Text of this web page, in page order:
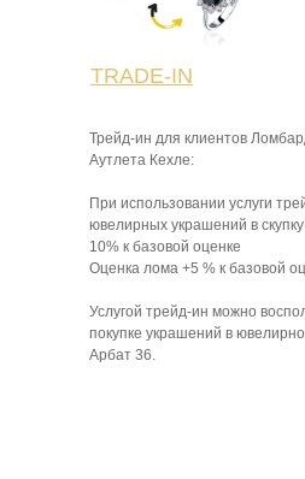
TRADE-IN
Трейд-ин для клиентов
Аутлета Кехле:
При использовании услуги
ювелирных украшений в
10% к базовой оценке
Оценка лома +5 % к базовой
Услугой трейд-ин можно
покупке украшений в
Арбат 36.